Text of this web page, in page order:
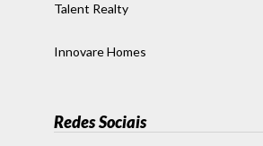
Talent Realty
Innovare Homes
Redes Sociais